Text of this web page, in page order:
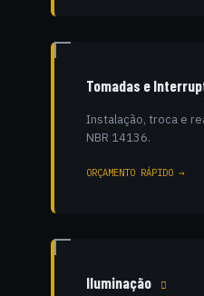
Tomadas e
Instalação, troca e
NBR 14136.
ORÇAMENTO RÁPIDO →
Iluminação